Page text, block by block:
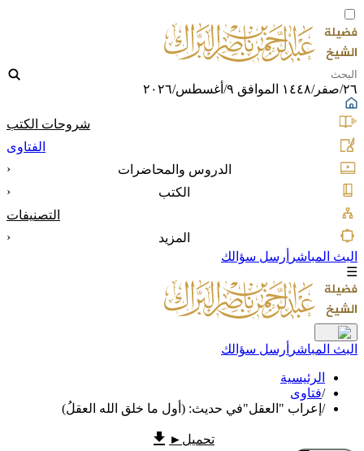
٢٦/صفر/١٤٤٨ الموافق ٩/أغسطس/٢٠٢٦
شروحات الكتب
الفتاوى
الدروس والمحاضرات
‹
الكتب
‹
التصنيفات
المزيد
‹
البث المباشر أرسل سؤالك
☰
البث المباشر أرسل سؤالك
الرئيسية
/فتاوى
/ إعراب "العقل"في حديث: (أول ما خلق الله العقلُ)
تحميل ►